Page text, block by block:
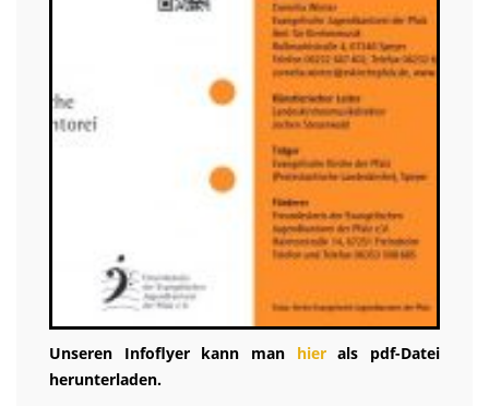
Unseren Infoflyer kann man hierals pdf-Datei
herunterladen.